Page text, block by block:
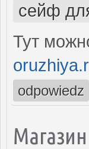
сейф
Тут
odpowiedz